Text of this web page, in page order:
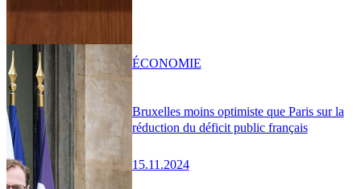
Bruxelles moins optimiste que Paris sur la
réduction du déficit public français
15.11.2024
ÉCONOMIE